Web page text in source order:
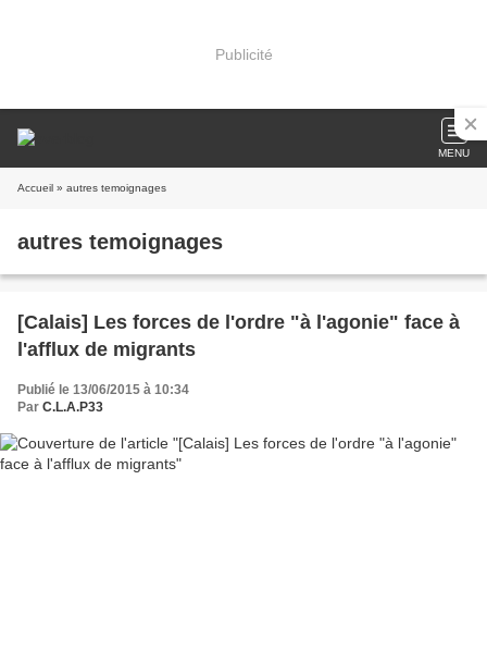
Publicité
MENU
Accueil » autres temoignages
autres temoignages
[Calais] Les forces de l'ordre "à l'agonie" face à
l'afflux de migrants
Publié le 13/06/2015 à 10:34
Par C.L.A.P33